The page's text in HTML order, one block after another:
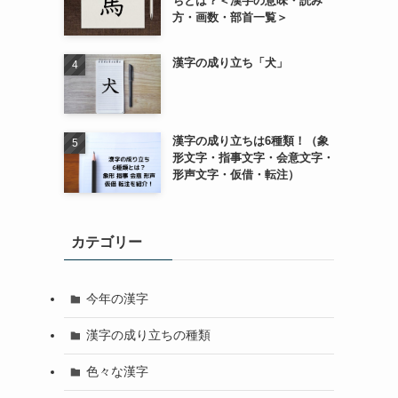
方・画数・部首一覧＞
漢字の成り立ち「犬」
漢字の成り立ちは6種類！（象
形文字・指事文字・会意文字・
形声文字・仮借・転注）
カテゴリー
今年の漢字
漢字の成り立ちの種類
色々な漢字